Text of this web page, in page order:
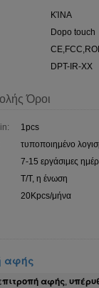
ΚΊΝΑ
Dopo touch
DPT-IR-ΧΧ
Όροι
1pcs
τυποποιημένο
7-15 εργάσιμες
T/T, η ένωση
20Kpcs/μήνα
αφής
αφής,